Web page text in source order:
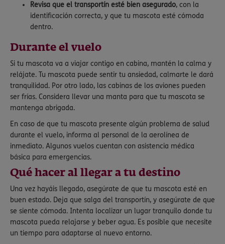
Revisa que el transportín esté bien asegurado, con la
identificación correcta, y que tu mascota esté cómoda
dentro.
Durante el vuelo
Si tu mascota va a viajar contigo en cabina, mantén la calma y
relájate. Tu mascota puede sentir tu ansiedad, calmarte le dará
tranquilidad. Por otro lado, las cabinas de los aviones pueden
ser frías. Considera llevar una manta para que tu mascota se
mantenga abrigada.
En caso de que tu mascota presente algún problema de salud
durante el vuelo, informa al personal de la aerolínea de
inmediato. Algunos vuelos cuentan con asistencia médica
básica para emergencias.
Qué hacer al llegar a tu destino
Una vez hayáis llegado, asegúrate de que tu mascota esté en
buen estado. Deja que salga del transportín, y asegúrate de que
se siente cómoda. Intenta localizar un lugar tranquilo donde tu
mascota pueda relajarse y beber agua. Es posible que necesite
un tiempo para adaptarse al nuevo entorno.